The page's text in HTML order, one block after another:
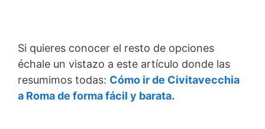
Si quieres conocer el resto de opciones
échale un vistazo a este artículo donde las
resumimos todas: Cómo ir de Civitavecchia
a Roma de forma fácil y barata.